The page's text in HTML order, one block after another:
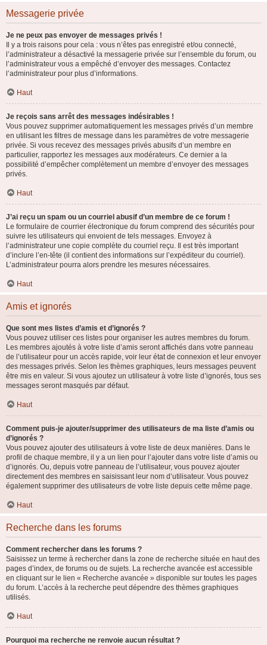
Messagerie privée
Je ne peux pas envoyer de messages privés !
Il y a trois raisons pour cela : vous n’êtes pas enregistré et/ou connecté,
l’administrateur a désactivé la messagerie privée sur l’ensemble du forum, ou
l’administrateur vous a empêché d’envoyer des messages. Contactez
l’administrateur pour plus d’informations.
Haut
Je reçois sans arrêt des messages indésirables !
Vous pouvez supprimer automatiquement les messages privés d’un membre
en utilisant les filtres de message dans les paramètres de votre messagerie
privée. Si vous recevez des messages privés abusifs d’un membre en
particulier, rapportez les messages aux modérateurs. Ce dernier a la
possibilité d’empêcher complètement un membre d’envoyer des messages
privés.
Haut
J’ai reçu un spam ou un courriel abusif d’un membre de ce forum !
Le formulaire de courrier électronique du forum comprend des sécurités pour
suivre les utilisateurs qui envoient de tels messages. Envoyez à
l’administrateur une copie complète du courriel reçu. Il est très important
d’inclure l’en-tête (il contient des informations sur l’expéditeur du courriel).
L’administrateur pourra alors prendre les mesures nécessaires.
Haut
Amis et ignorés
Que sont mes listes d’amis et d’ignorés ?
Vous pouvez utiliser ces listes pour organiser les autres membres du forum.
Les membres ajoutés à votre liste d’amis seront affichés dans votre panneau
de l’utilisateur pour un accès rapide, voir leur état de connexion et leur envoyer
des messages privés. Selon les thèmes graphiques, leurs messages peuvent
être mis en valeur. Si vous ajoutez un utilisateur à votre liste d’ignorés, tous ses
messages seront masqués par défaut.
Haut
Comment puis-je ajouter/supprimer des utilisateurs de ma liste d’amis ou
d’ignorés ?
Vous pouvez ajouter des utilisateurs à votre liste de deux manières. Dans le
profil de chaque membre, il y a un lien pour l’ajouter dans votre liste d’amis ou
d’ignorés. Ou, depuis votre panneau de l’utilisateur, vous pouvez ajouter
directement des membres en saisissant leur nom d’utilisateur. Vous pouvez
également supprimer des utilisateurs de votre liste depuis cette même page.
Haut
Recherche dans les forums
Comment rechercher dans les forums ?
Saisissez un terme à rechercher dans la zone de recherche située en haut des
pages d’index, de forums ou de sujets. La recherche avancée est accessible
en cliquant sur le lien « Recherche avancée » disponible sur toutes les pages
du forum. L’accès à la recherche peut dépendre des thèmes graphiques
utilisés.
Haut
Pourquoi ma recherche ne renvoie aucun résultat ?